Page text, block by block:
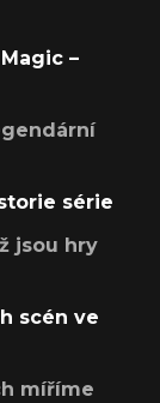
–
série
jsou hry
scén ve
míříme